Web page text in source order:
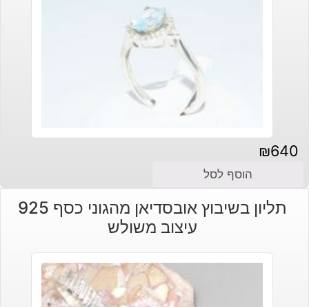
₪640
הוסף לסל
תליון בשיבוץ אובסדיאן מהגוני כסף 925
עיצוב משולש